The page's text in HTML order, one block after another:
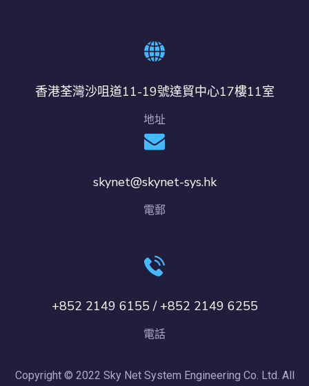
香港荃灣沙咀道11-19號達貿中心17樓11室
地址
skynet@skynet-sys.hk
電郵
+852 2149 6155 / +852 2149 6255
電話
Copyright © 2022 Sky Net System Engineering Co. Ltd. All